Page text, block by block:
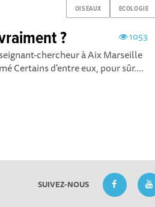
OISEAUX ECOLOGIE
1053
?
chercheur à Aix Marseille
Certains d'entre eux, pour sûr....
SUIVEZ-NOUS